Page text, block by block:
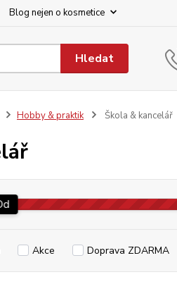
Blog nejen o kosmetice
Hledat
Hobby & praktik Škola & kancelář
Akce Doprava ZDARMA